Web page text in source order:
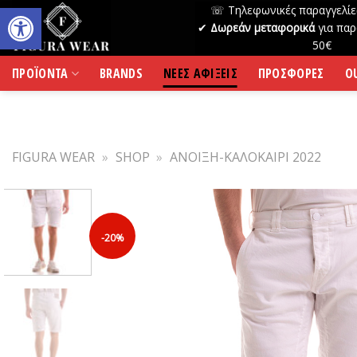
Skip
to
content
☏ Τηλεφωνικές
✔ Δωρεάν μεταφορικάγια
50€
ΠΡΟΪΟΝΤΑ BRANDS ΝΕΕΣ ΑΦΙΞΕΙΣ ΠΡΟΣΦΟΡΕΣ
FIGURA WEAR » SHOP » ΑΝΟΙΞΗ-ΚΑΛΟΚΑΙΡΙ 2022
-20%